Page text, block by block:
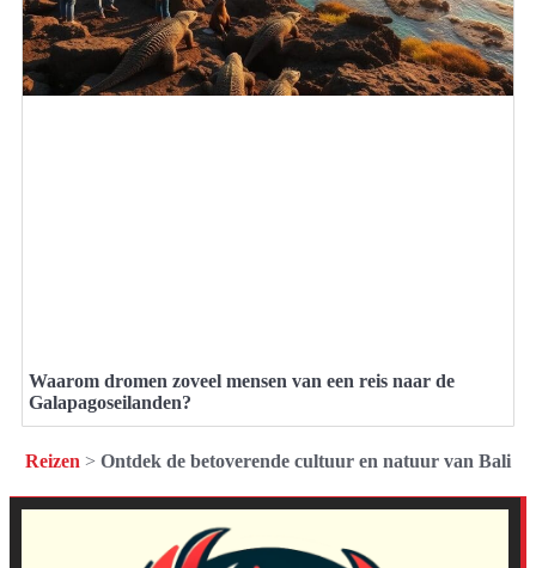
Waarom dromen zoveel mensen van een reis naar de
Galapagoseilanden?
Reizen > Ontdek de betoverende cultuur en natuur van Bali